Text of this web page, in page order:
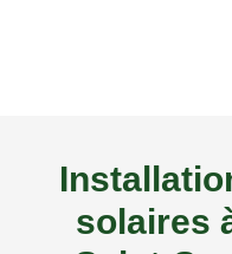
solaires